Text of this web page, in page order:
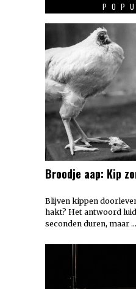
Broodje aap: Kip
Blijven kippen
hakt? Het antwoord
seconden duren, maar …